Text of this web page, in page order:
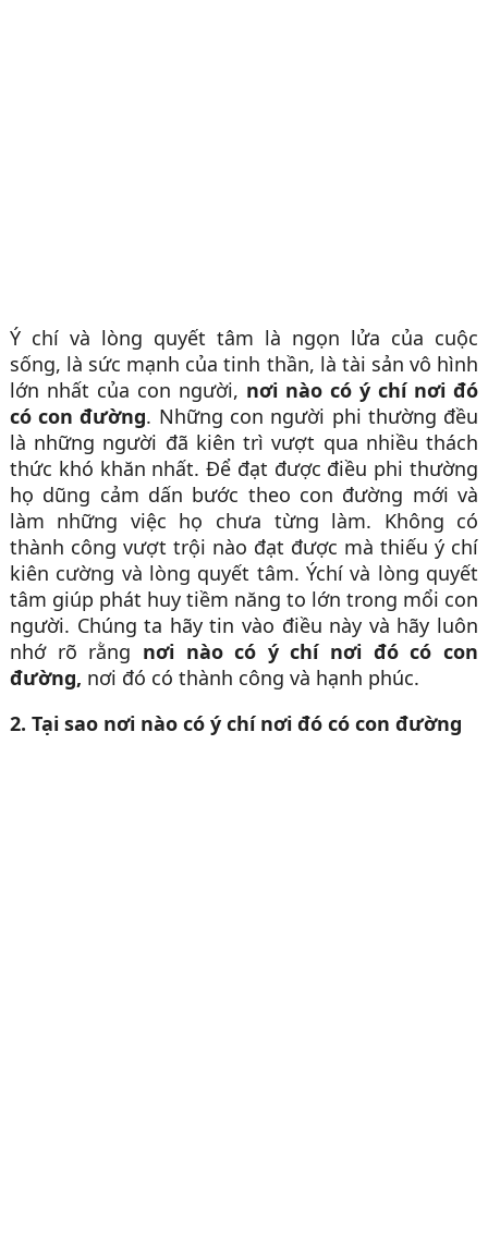
Ý chí và lòng quyết tâm là ngọn lửa của cuộc
sống, là sức mạnh của tinh thần, là tài sản vô hình
lớn nhất của con người, nơi nào có ý chí nơi đó
có con đường. Những con người phi thường đều
là những người đã kiên trì vượt qua nhiều thách
thức khó khăn nhất. Để đạt được điều phi thường
họ dũng cảm dấn bước theo con đường mới và
làm những việc họ chưa từng làm. Không có
thành công vượt trội nào đạt được mà thiếu ý chí
kiên cường và lòng quyết tâm. Ýchí và lòng quyết
tâm giúp phát huy tiềm năng to lớn trong mổi con
người. Chúng ta hãy tin vào điều này và hãy luôn
nhớ rõ rằng nơi nào có ý chí nơi đó có con
đường, nơi đó có thành công và hạnh phúc.
2. Tại sao nơi nào có ý chí nơi đó có con đường